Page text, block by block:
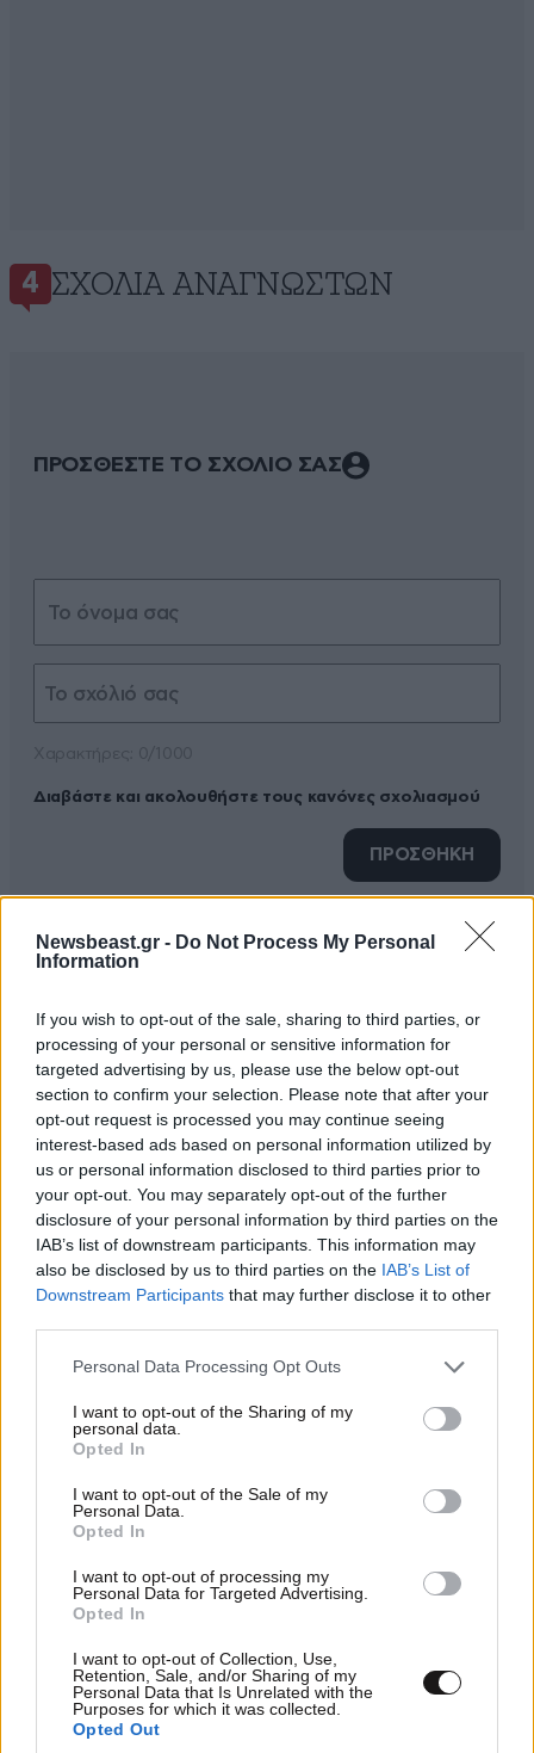
Newsbeast.gr - Do Not Process My Personal
Information
If you wish to opt-out of the sale, sharing to third parties, or
processing of your personal or sensitive information for
targeted advertising by us, please use the below opt-out
section to confirm your selection. Please note that after your
opt-out request is processed you may continue seeing
interest-based ads based on personal information utilized by
us or personal information disclosed to third parties prior to
your opt-out. You may separately opt-out of the further
disclosure of your personal information by third parties on the
IAB’s list of downstream participants. This information may
also be disclosed by us to third parties on the IAB’s List of
Downstream Participants that may further disclose it to other
Please note that this website/app uses one or more Google
not limited to your visit or usage behaviour. You may click to
grant or deny consent to Google and its third-party tags to
use your data for below specified purposes in below Google
consent section.
Personal Data Processing Opt Outs
I want to opt-out of the Sharing of my
personal data.
Opted In
I want to opt-out of the Sale of my
Personal Data.
Opted In
I want to opt-out of processing my
Personal Data for Targeted Advertising.
Opted In
I want to opt-out of Collection, Use,
Retention, Sale, and/or Sharing of my
Personal Data that Is Unrelated with the
Purposes for which it was collected.
Opted Out
4 ΣΧΌΛΙΑ ΑΝΑΓΝΩΣΤΏΝ
ΠΡΟΣΘΕΣΤΕ ΤΟ ΣΧΟΛΙΟ ΣΑΣ
Διαβάστε και ακολουθήστε τους κανόνες σχολιασμού
ΠΡΟΣΘΗΚΗ
Την προσλαμβανω εγω!!!!
Απαντήστε
Ο μικροαστικός συντηρητισμός είναι πάντοτε
ισοπεδωτικός...
Απαντήστε